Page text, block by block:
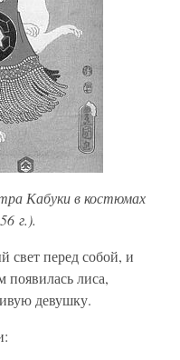
Кабуки в костюмах
г.).
свет перед собой, и
появилась лиса,
девушку.